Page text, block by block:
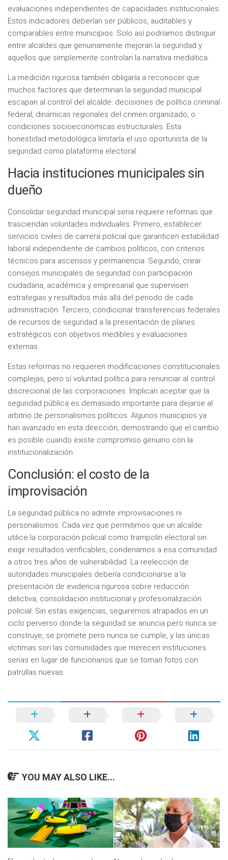
evaluaciones independientes de capacidades institucionales.
Estos indicadores deberían ser públicos, auditables y
comparables entre municipios. Solo así podríamos distinguir
entre alcaldes que genuinamente mejoran la seguridad y
aquellos que simplemente controlan la narrativa mediática.
La medición rigurosa también obligaría a reconocer que
muchos factores que determinan la seguridad municipal
escapan al control del alcalde: decisiones de política criminal
federal, dinámicas regionales del crimen organizado, o
condiciones socioeconómicas estructurales. Esta
honestidad metodológica limitaría el uso oportunista de la
seguridad como plataforma electoral.
Hacia instituciones municipales sin
dueño
Consolidar seguridad municipal seria requiere reformas que
trasciendan voluntades individuales. Primero, establecer
servicios civiles de carrera policial que garanticen estabilidad
laboral independiente de cambios políticos, con criterios
técnicos para ascensos y permanencia. Segundo, crear
consejos municipales de seguridad con participación
ciudadana, académica y empresarial que supervisen
estrategias y resultados más allá del periodo de cada
administración. Tercero, condicionar transferencias federales
de recursos de seguridad a la presentación de planes
estratégicos con objetivos medibles y evaluaciones
externas.
Estas reformas no requieren modificaciones constitucionales
complejas, pero sí voluntad política para renunciar al control
discrecional de las corporaciones. Implican aceptar que la
seguridad pública es demasiado importante para dejarse al
arbitrio de personalismos políticos. Algunos municipios ya
han avanzado en esta dirección, demostrando que el cambio
es posible cuando existe compromiso genuino con la
institucionalización.
Conclusión: el costo de la
improvisación
La seguridad pública no admite improvisaciones ni
personalismos. Cada vez que permitimos que un alcalde
utilice la corporación policial como trampolín electoral sin
exigir resultados verificables, condenamos a esa comunidad
a otros tres años de vulnerabilidad. La reelección de
autoridades municipales debería condicionarse a la
presentación de evidencia rigurosa sobre reducción
delictiva, consolidación institucional y profesionalización
policial. Sin estas exigencias, seguiremos atrapados en un
ciclo perverso donde la seguridad se anuncia pero nunca se
construye, se promete pero nunca se cumple, y las únicas
víctimas son las comunidades que merecen instituciones
serias en lugar de funcionarios que se toman fotos con
patrullas nuevas.
YOU MAY ALSO LIKE...